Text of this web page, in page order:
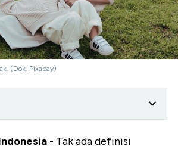
(Dok. Pixabay)
- Tak ada definisi